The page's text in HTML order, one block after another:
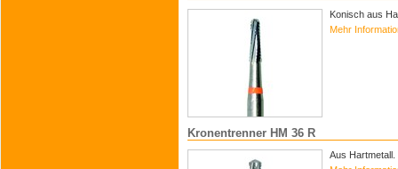
Konisch aus
Mehr
Kronentrenner HM 36 R
Aus